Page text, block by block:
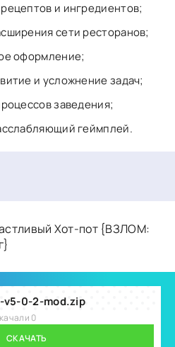
и ингредиентов;
сети ресторанов;
оформление;
и усложнение задач;
заведения;
геймплей.
Хот-пот {ВЗЛОМ:
0-2-mod.zip
0
СКАЧАТЬ